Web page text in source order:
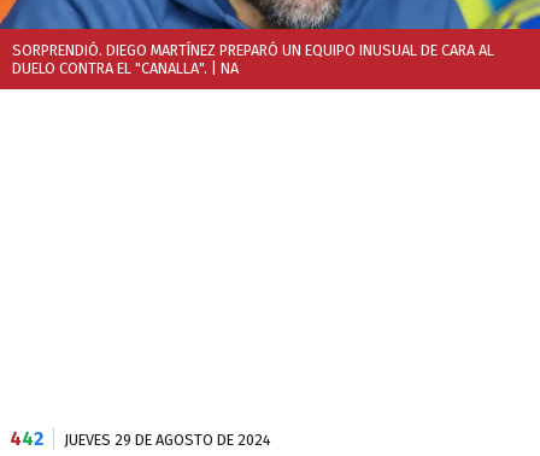
SORPRENDIÓ. DIEGO MARTÍNEZ PREPARÓ UN EQUIPO INUSUAL DE CARA AL
DUELO CONTRA EL "CANALLA". | NA
442 JUEVES 29 DE AGOSTO DE 2024